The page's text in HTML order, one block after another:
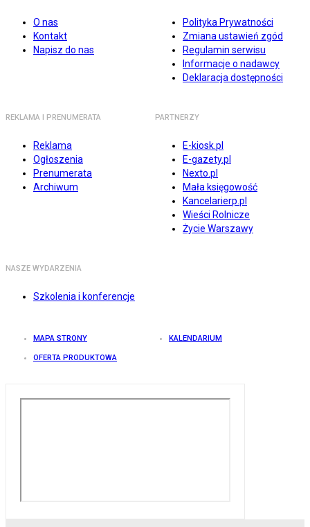
O nas
Kontakt
Napisz do nas
Polityka Prywatności
Zmiana ustawień zgód
Regulamin serwisu
Informacje o nadawcy
Deklaracja dostępności
REKLAMA I PRENUMERATA
Reklama
Ogłoszenia
Prenumerata
Archiwum
PARTNERZY
E-kiosk.pl
E-gazety.pl
Nexto.pl
Mała księgowość
Kancelarierp.pl
Wieści Rolnicze
Życie Warszawy
NASZE WYDARZENIA
Szkolenia i konferencje
MAPA STRONY KALENDARIUM
OFERTA PRODUKTOWA